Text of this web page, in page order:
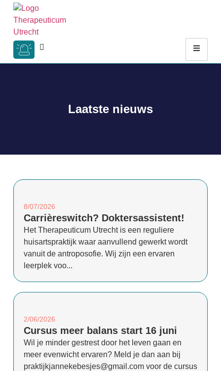
Laatste nieuws
8/07/2026
Carrièreswitch? Doktersassistent!
Het Therapeuticum Utrecht is een reguliere
huisartspraktijk waar aanvullend gewerkt wordt
vanuit de antroposofie. Wij zijn een ervaren
leerplek voo...
2/06/2026
Cursus meer balans start 16 juni
Wil je minder gestrest door het leven gaan en
meer evenwicht ervaren? Meld je dan aan bij
praktijkjannekebesjes@gmail.com voor de cursus